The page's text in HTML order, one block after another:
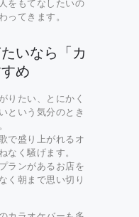
をもてなしたいの
ってきます。
いなら「カ
め
りたい、とにかく
という気分のとき
で盛り上がれるオ
なく騒げます。
ランがあるお店を
く朝まで思い切り